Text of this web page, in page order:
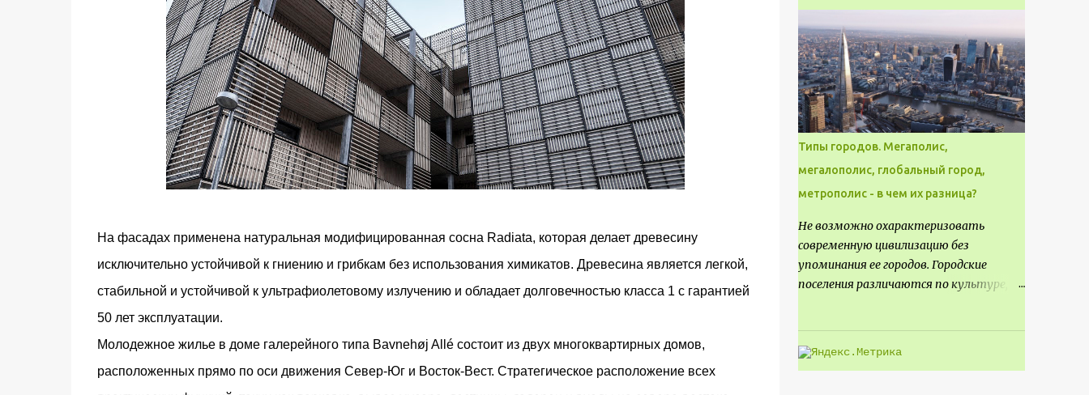
На фасадах применена натуральная модифицированная сосна Radiata, которая делает древесину
исключительно устойчивой к гниению и грибкам без использования химикатов. Древесина является легкой,
стабильной и устойчивой к ультрафиолетовому излучению и обладает долговечностью класса 1 с гарантией
50 лет эксплуатации.
Молодежное жилье в доме галерейного типа Bavnehøj Allé состоит из двух многоквартирных домов,
расположенных прямо по оси движения Север-Юг и Восток-Вест. Стратегическое расположение всех
месте не только потенциал для
создания проекта кафе, но и
возможность обустроить
общедоступную смотровую площадку,
куда прохожие могли бы свободно
попасть, не заходя в само заведение.
Типы городов. Мегаполис,
мегалополис, глобальный город,
метрополис - в чем их разница?
Не возможно охарактеризовать
современную цивилизацию без
упоминания ее городов. Городские
поселения различаются по культуре,
более значимыми на протяжении всего
развития региона. Исторически